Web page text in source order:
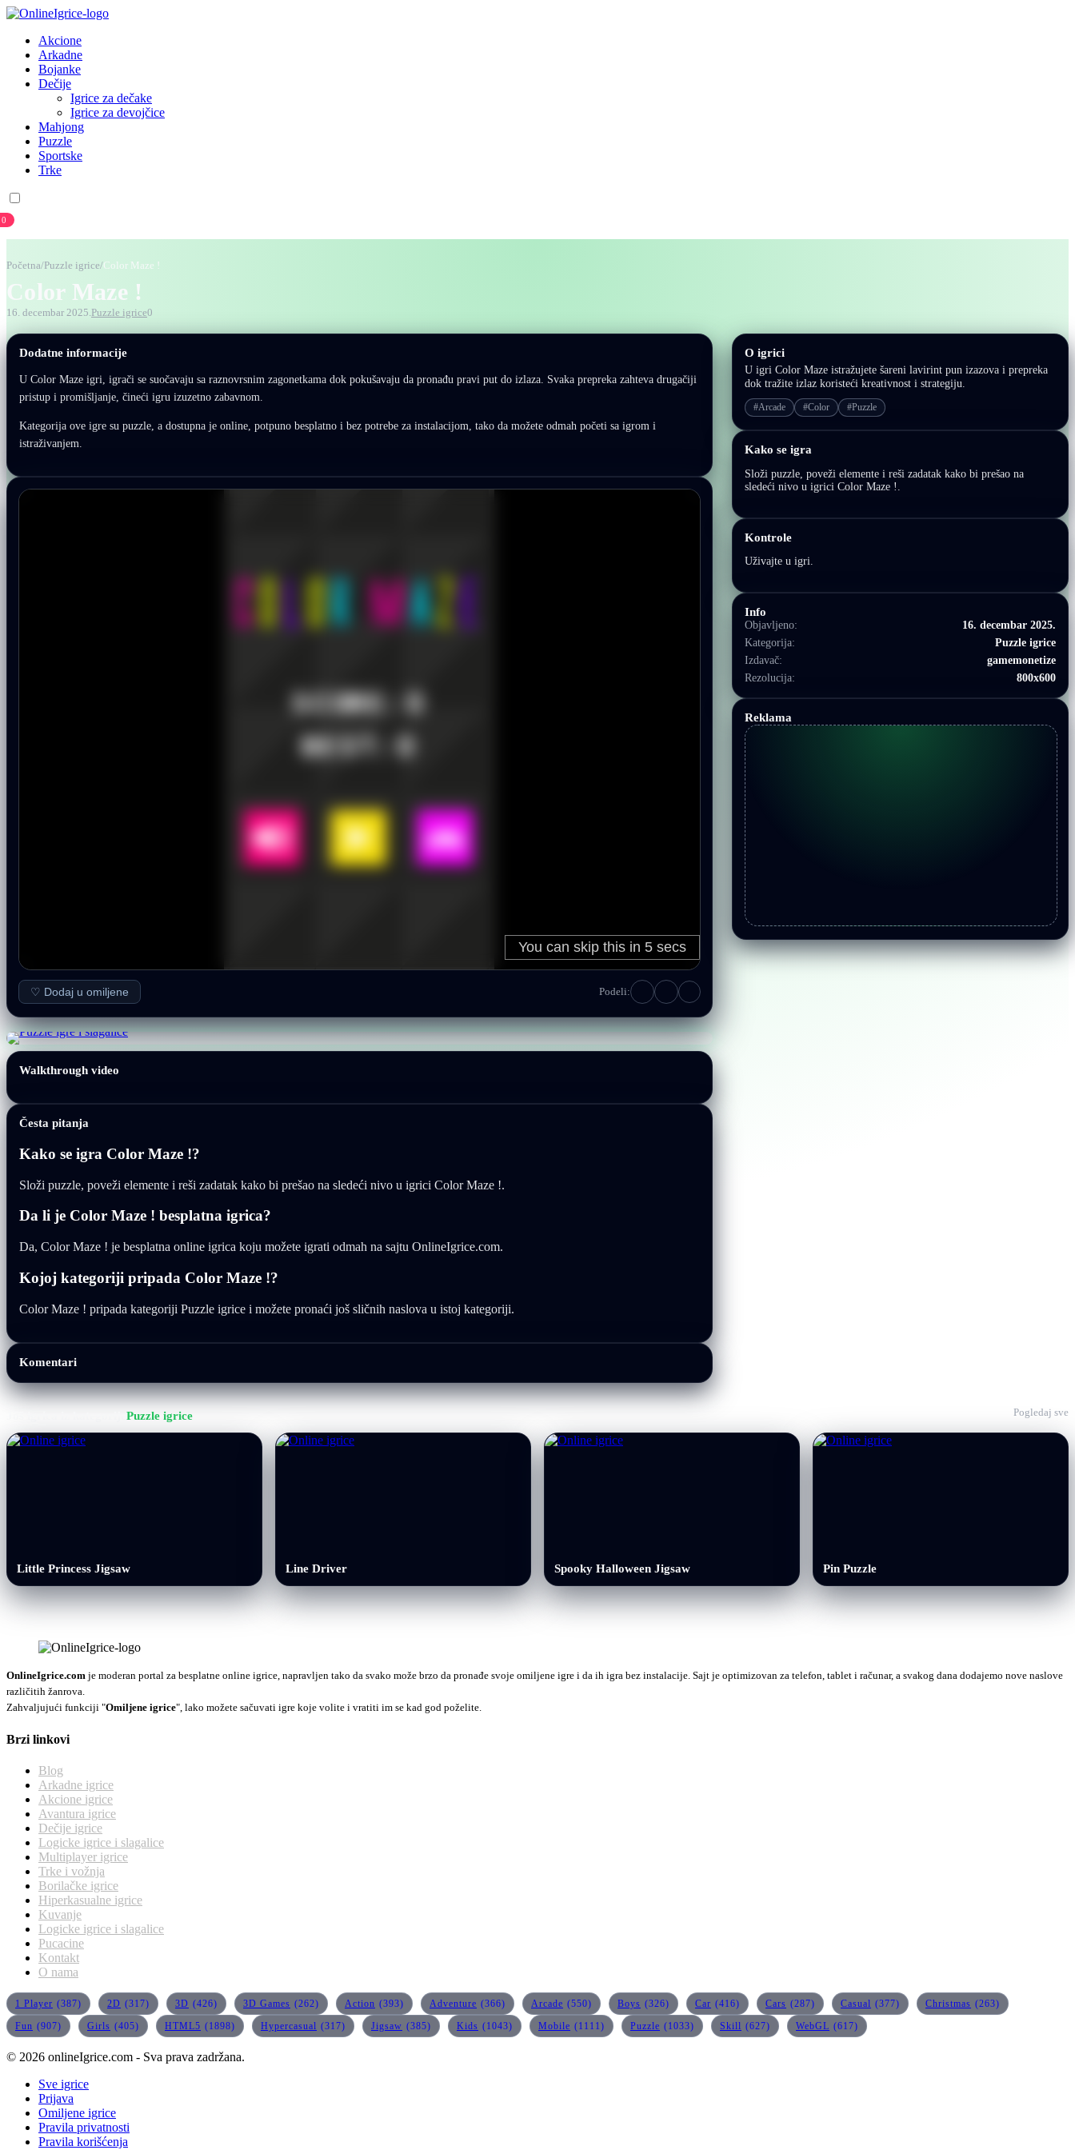
Akcione
Arkadne
Bojanke
Dečije
Igrice za dečake
Igrice za devojčice
Mahjong
Puzzle
Sportske
Trke
0
Početna/ Puzzle igrice/Color Maze !
Color Maze !
16. decembar 2025.Puzzle igrice0
Dodatne informacije
U Color Maze igri, igrači se suočavaju sa raznovrsnim zagonetkama dok pokušavaju da pronađu pravi put do izlaza. Svaka prepreka zahteva drugačiji
pristup i promišljanje, čineći igru izuzetno zabavnom.
Kategorija ove igre su puzzle, a dostupna je online, potpuno besplatno i bez potrebe za instalacijom, tako da možete odmah početi sa igrom i
istraživanjem.
♡ Dodaj u omiljene Podeli:
Walkthrough video
Česta pitanja
Kako se igra Color Maze !?
Složi puzzle, poveži elemente i reši zadatak kako bi prešao na sledeći nivo u igrici Color Maze !.
Da li je Color Maze ! besplatna igrica?
Da, Color Maze ! je besplatna online igrica koju možete igrati odmah na sajtu OnlineIgrice.com.
Kojoj kategoriji pripada Color Maze !?
Color Maze ! pripada kategoriji Puzzle igrice i možete pronaći još sličnih naslova u istoj kategoriji.
Komentari
O igrici
U igri Color Maze istražujete šareni lavirint pun izazova i prepreka
dok tražite izlaz koristeći kreativnost i strategiju.
#Arcade #Color #Puzzle
Kako se igra
Složi puzzle, poveži elemente i reši zadatak kako bi prešao na
sledeći nivo u igrici Color Maze !.
Kontrole
Uživajte u igri.
Info
Objavljeno:
16. decembar 2025.
Kategorija:
Puzzle igrice
Izdavač:
gamemonetize
Rezolucija:
800x600
Reklama
Puzzle igrice Pogledaj sve
Little Princess Jigsaw Line Driver Spooky Halloween Jigsaw Pin Puzzle
OnlineIgrice.com je moderan portal za besplatne online igrice, napravljen tako da svako može brzo da pronađe svoje omiljene igre i da ih igra bez instalacije. Sajt je optimizovan za telefon, tablet i računar, a svakog dana dodajemo nove naslove
različitih žanrova.
Zahvaljujući funkciji "Omiljene igrice", lako možete sačuvati igre koje volite i vratiti im se kad god poželite.
Brzi linkovi
Blog
Arkadne igrice
Akcione igrice
Avantura igrice
Dečije igrice
Logicke igrice i slagalice
Multiplayer igrice
Trke i vožnja
Borilačke igrice
Hiperkasualne igrice
Kuvanje
Logicke igrice i slagalice
Pucacine
Kontakt
O nama
1 Player (387) 2D (317) 3D (426) 3D Games (262) Action (393) Adventure (366) Arcade (550) Boys (326) Car (416) Cars (287) Casual (377) Christmas (263)
Fun (907) Girls (405) HTML5 (1898) Hypercasual (317) Jigsaw (385) Kids (1043) Mobile (1111) Puzzle (1033) Skill (627) WebGL (617)
© 2026 onlineIgrice.com - Sva prava zadržana.
Sve igrice
Prijava
Omiljene igrice
Pravila privatnosti
Pravila korišćenja